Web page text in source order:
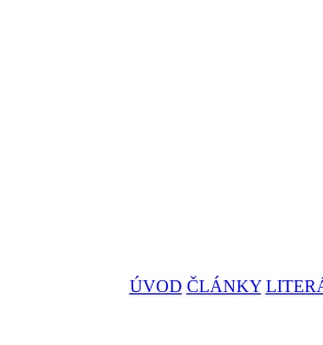
ÚVOD ČLÁNKY